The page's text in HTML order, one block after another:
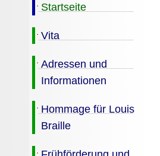
Startseite
Vita
Adressen und
Informationen
Hommage für Louis
Braille